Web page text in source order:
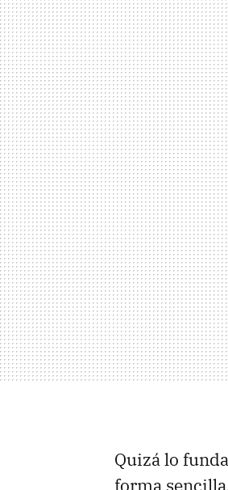
Quizá lo
forma